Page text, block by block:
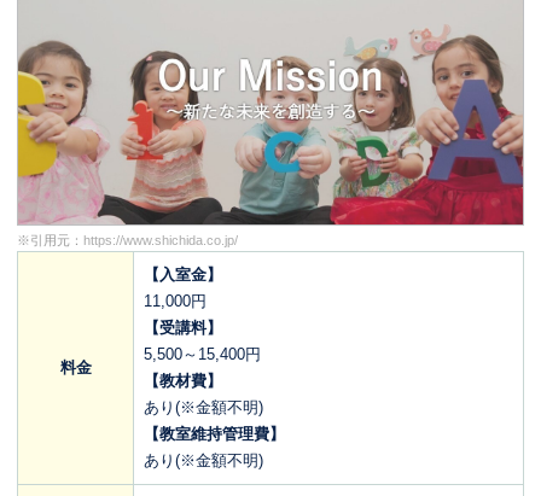
※引用元： https://www.shichida.co.jp/
料金
【入室金】
11,000円
【受講料】
5,500～15,400円
【教材費】
あり(※金額不明)
【教室維持管理費】
あり(※金額不明)